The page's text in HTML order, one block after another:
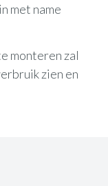
met name
monteren zal
zien en